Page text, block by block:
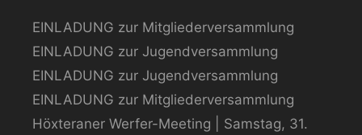
EINLADUNG zur Mitgliederversammlung
EINLADUNG zur Jugendversammlung
EINLADUNG zur Jugendversammlung
EINLADUNG zur Mitgliederversammlung
Höxteraner Werfer-Meeting | Samstag, 31.